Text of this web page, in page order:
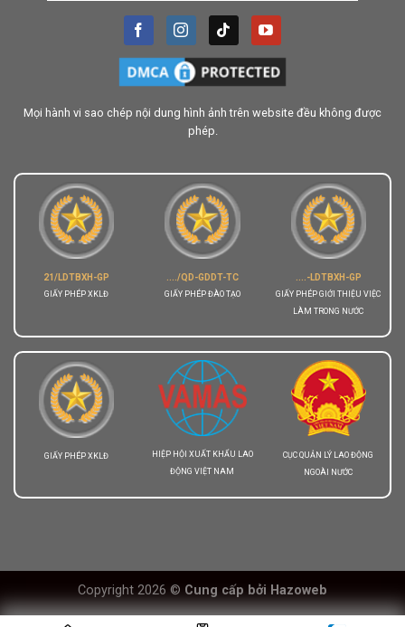
Mọi hành vi sao chép nội dung hình ảnh trên website đều không được
phép.
21/LDTBXH-GP
GIẤY PHÉP XKLĐ
..../QD-GDDT-TC
GIẤY PHÉP ĐÀO TẠO
....-LDTBXH-GP
GIẤY PHÉP GIỚI THIỆU VIỆC
LÀM TRONG NƯỚC
GIẤY PHÉP XKLĐ
HIỆP HỘI XUẤT KHẨU LAO
ĐỘNG VIỆT NAM
CỤC QUẢN LÝ LAO ĐỘNG
NGOÀI NƯỚC
Copyright 2026 © Cung cấp bởi Hazoweb